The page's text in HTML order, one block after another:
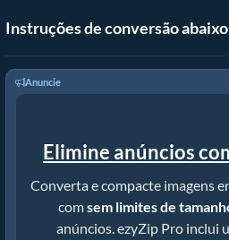
Instruções de conversão abaixo
Anuncie
Elimine anúncios
Converta e compacte imagens
comsem limites de
anúncios. ezyZip Pro inclui